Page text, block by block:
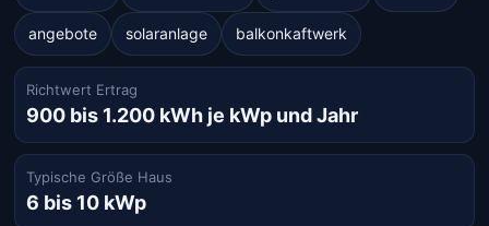
angebote solaranlage balkonkaftwerk
Richtwert Ertrag
900 bis 1.200 kWh je kWp und Jahr
Typische Größe Haus
6 bis 10 kWp